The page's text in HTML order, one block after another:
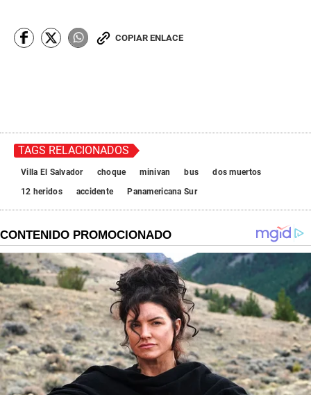
COPIAR ENLACE
TAGS RELACIONADOS
Villa El Salvador choque minivan bus
dos muertos
12 heridos
accidente Panamericana Sur